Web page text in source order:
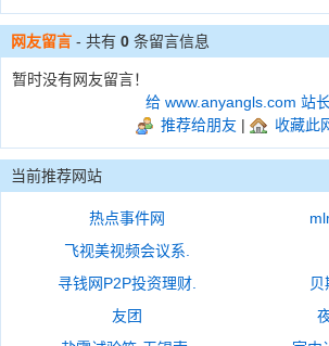
网友留言 - 共有 0 条留言信息
暂时没有网友留言！
给 www.anyangls.com 站
推荐给朋友 | 收藏此
当前推荐网站
热点事件网
飞视美视频会议系.
寻钱网P2P投资理财.
贝
友团